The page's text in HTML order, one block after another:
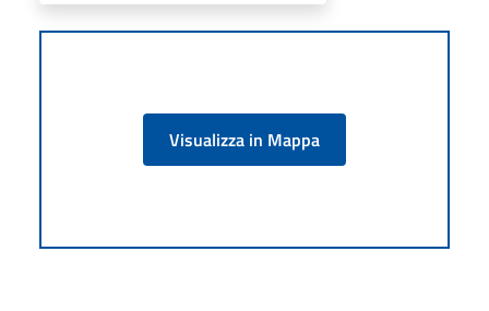
Visualizza in Mappa